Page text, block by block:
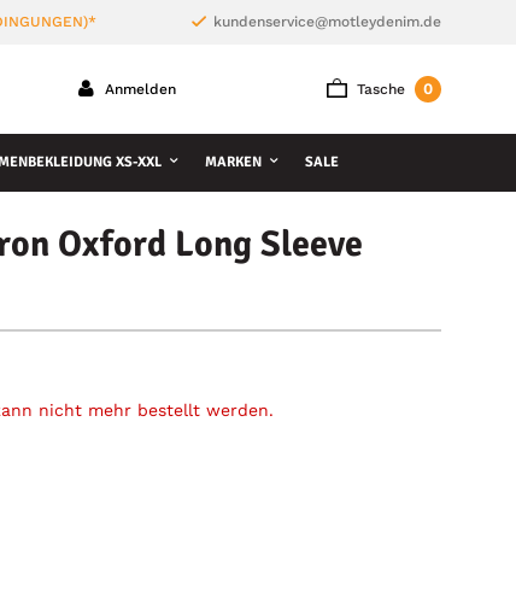
kundenservice@motleydenim.de
Tasche 0
Anmelden
XS-XXL MARKEN SALE
Oxford Long Sleeve
nicht mehr bestellt werden.